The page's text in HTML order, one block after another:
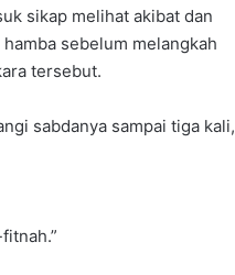
sikap melihat akibat dan
sebelum melangkah
tersebut.
sabdanya sampai tiga kali,